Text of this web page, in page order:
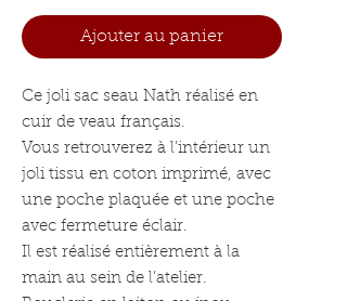
Ajouter au panier
Ce joli sac seau Nath réalisé en
cuir de veau français.
Vous retrouverez à l’intérieur un
joli tissu en coton imprimé, avec
une poche plaquée et une poche
avec fermeture éclair.
Il est réalisé entièrement à la
main au sein de l’atelier.